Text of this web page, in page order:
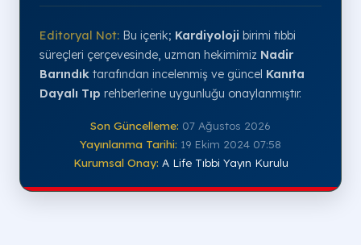
Editoryal Not: Bu içerik; Kardiyoloji birimi tıbbi
süreçleri çerçevesinde, uzman hekimimiz Nadir
Barındık tarafından incelenmiş ve güncel Kanıta
Dayalı Tıp rehberlerine uygunluğu onaylanmıştır.
Son Güncelleme: 07 Ağustos 2026
Yayınlanma Tarihi: 19 Ekim 2024 07:58
Kurumsal Onay: A Life Tıbbi Yayın Kurulu